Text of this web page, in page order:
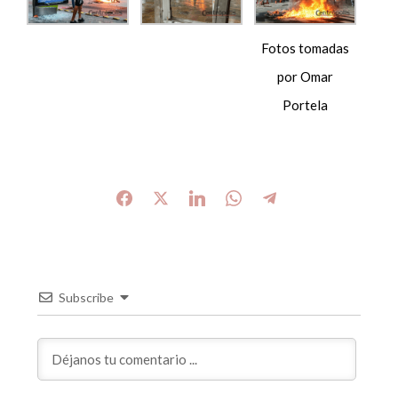
Fotos tomadas
por Omar
Portela
Subscribe